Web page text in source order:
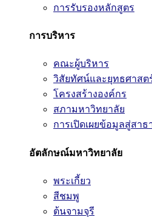
การรับรองหลักสูตร
การบริหาร
คณะผู้บริหาร
วิสัยทัศน์และยุทธศาสต
โครงสร้างองค์กร
สภามหาวิทยาลัย
การเปิดเผยข้อมูลสู่สาธ
อัตลักษณ์มหาวิทยาลัย
พระเกี้ยว
สีชมพู
ต้นจามจุรี